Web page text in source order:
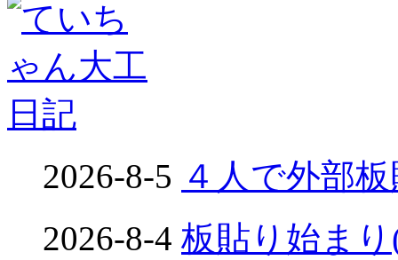
2026-8-5 ４人で外部
2026-8-4 板貼り始ま